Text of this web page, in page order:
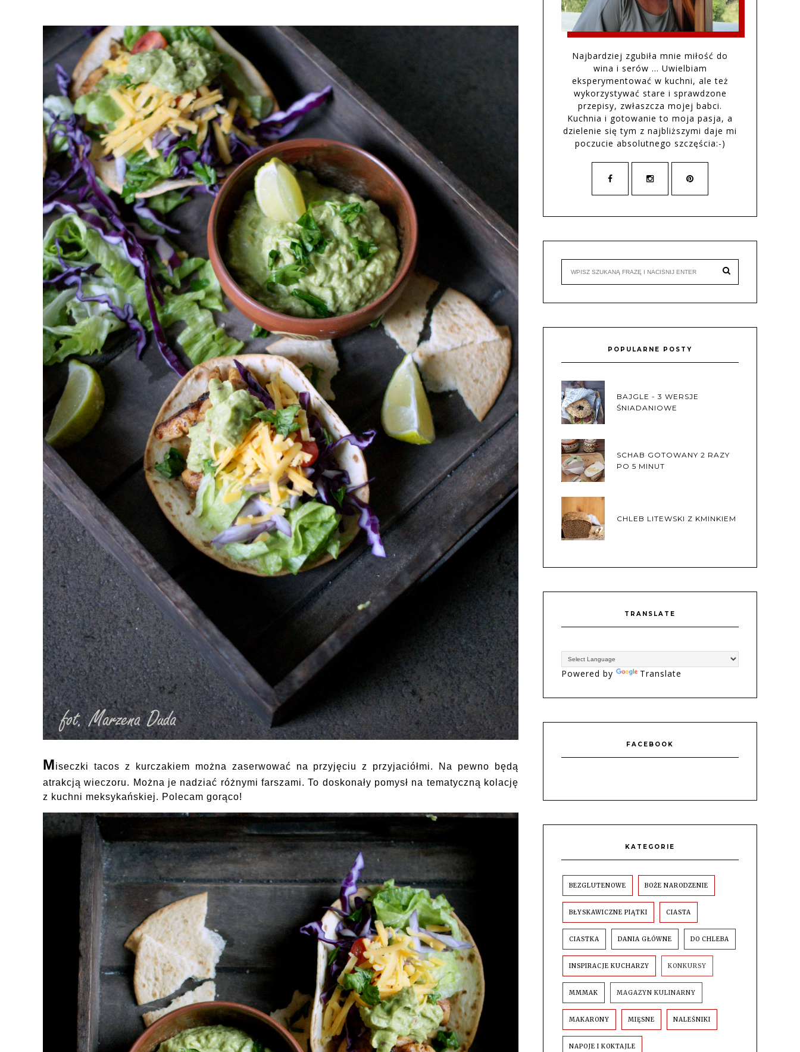
Miseczki tacos z kurczakiem można zaserwować na przyjęciu z przyjaciółmi. Na pewno będą
atrakcją wieczoru. Można je nadziać różnymi farszami. To doskonały pomysł na tematyczną kolację
z kuchni meksykańskiej. Polecam gorąco!
Najbardziej zgubiła mnie miłość do
wina i serów … Uwielbiam
eksperymentować w kuchni, ale też
wykorzystywać stare i sprawdzone
przepisy, zwłaszcza mojej babci.
Kuchnia i gotowanie to moja pasja, a
dzielenie się tym z najbliższymi daje mi
poczucie absolutnego szczęścia:-)
POPULARNE POSTY
BAJGLE - 3 WERSJE
ŚNIADANIOWE
SCHAB GOTOWANY 2 RAZY
PO 5 MINUT
CHLEB LITEWSKI Z KMINKIEM
TRANSLATE
Powered by Translate
FACEBOOK
KATEGORIE
BEZGLUTENOWE BOŻE NARODZENIE
BŁYSKAWICZNE PIĄTKI CIASTA
CIASTKA DANIA GŁÓWNE DO CHLEBA
INSPIRACJE KUCHARZY KONKURSY
MMMAK MAGAZYN KULINARNY
MAKARONY MIĘSNE NALEŚNIKI
NAPOJE I KOKTAJLE